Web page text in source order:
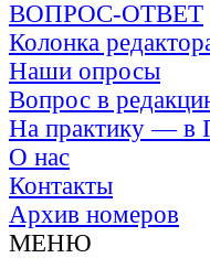
ВОПРОС-ОТВЕТ
Колонка
Наши опросы
Вопрос в
На практику — в
О нас
Контакты
Архив номеров
МЕНЮ